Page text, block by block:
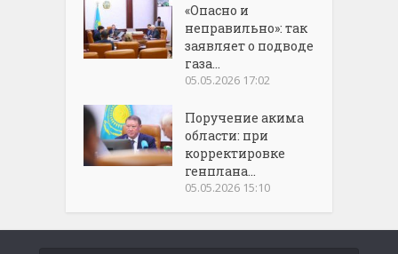
«Опасно и
неправильно»: так
заявляет о подводе
газа...
05.05.2026 17:02
Поручение акима
области: при
корректировке
генплана...
05.05.2026 15:10